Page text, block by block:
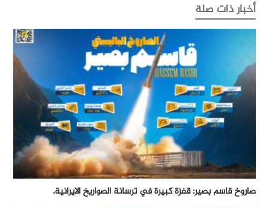
أخبار ذات صلة
صاروخ قاسم بصير: قفزة كبيرة في ترسانة الصواريخ الايرانية.